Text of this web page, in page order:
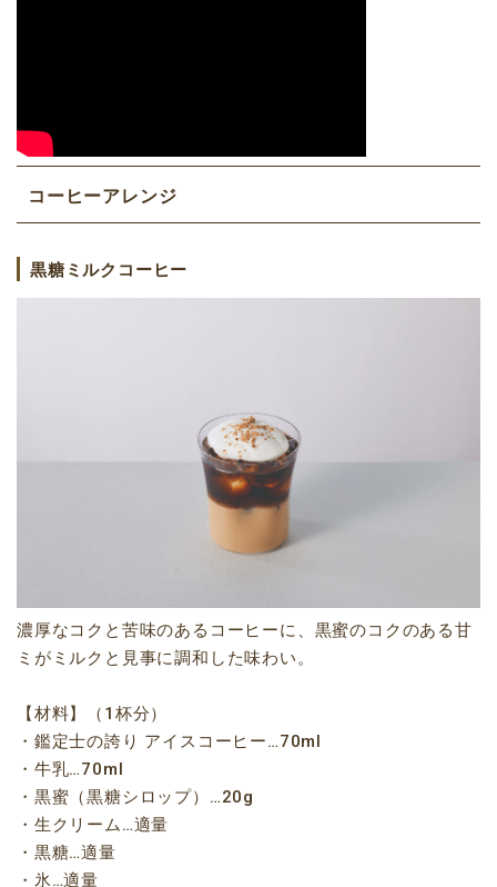
コーヒーアレンジ
黒糖ミルクコーヒー
濃厚なコクと苦味のあるコーヒーに、黒蜜のコクのある甘
ミがミルクと見事に調和した味わい。
【材料】（1杯分）
・鑑定士の誇り アイスコーヒー…70ml
・牛乳…70ml
・黒蜜（黒糖シロップ）…20g
・生クリーム…適量
・黒糖…適量
・氷…適量